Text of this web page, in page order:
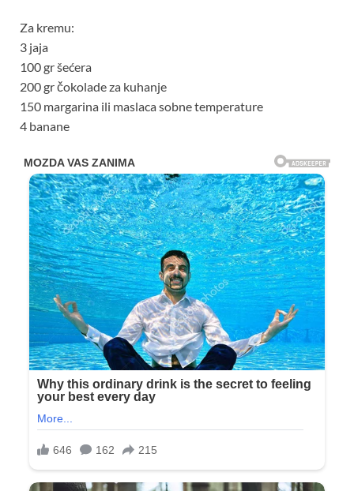
Za kremu:
3 jaja
100 gr šećera
200 gr čokolade za kuhanje
150 margarina ili maslaca sobne temperature
4 banane